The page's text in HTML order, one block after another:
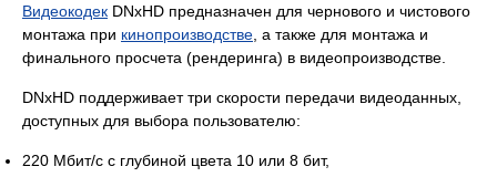
Видеокодек DNxHD предназначен для чернового и чистового
монтажа при кинопроизводстве , а также для монтажа и
финального просчета (рендеринга) в видеопроизводстве.
DNxHD поддерживает три скорости передачи видеоданных,
доступных для выбора пользователю:
220 Мбит/с с глубиной цвета 10 или 8 бит,